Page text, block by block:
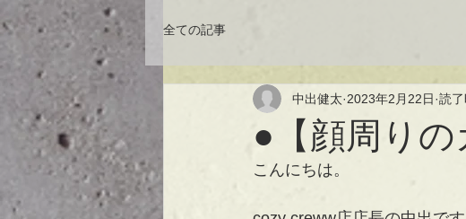
全ての記事
●【顔周り
中出健太 2023年2月22日 読
こんにちは。